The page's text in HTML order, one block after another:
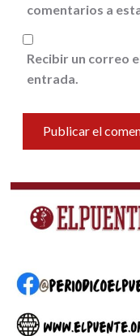
comentarios a
Recibir un correo
entrada.